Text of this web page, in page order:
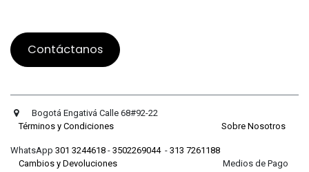
Contáctanos
Bogotá Engativá Calle 68#92-22
Términos y Condiciones
Sobre Nosotros
WhatsApp 301 3244618 - 3502269044- 313 7261188
Cambios y Devoluciones Medios de Pago